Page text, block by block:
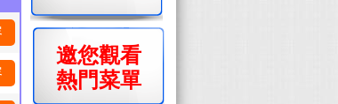
邀您觀看
熱門菜單